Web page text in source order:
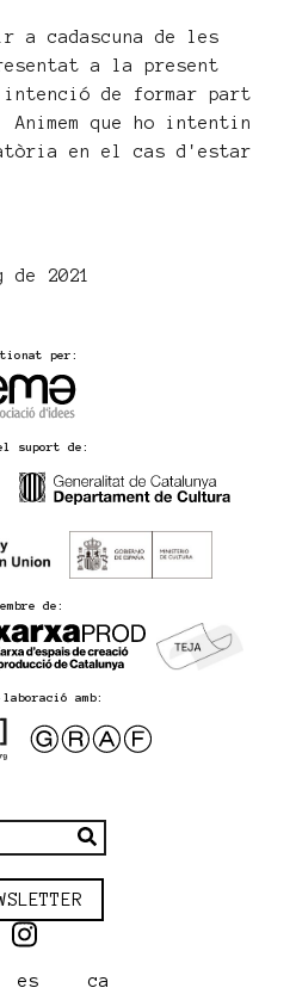
a cadascuna de les
a la present
intenció de formar part
que ho intentin
en el cas d'estar
de 2021
per:
el suport de:
de:
amb:
es ca